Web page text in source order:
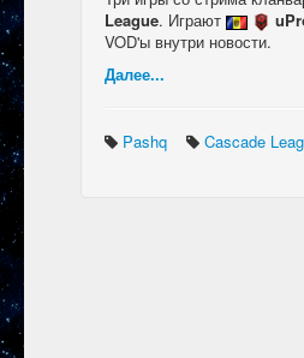
League. Играют
VOD'ы внутри новости.
Далее...
Pashq Cascade